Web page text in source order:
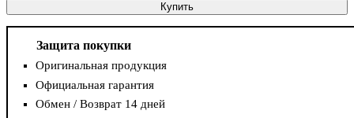
Купить
Защита покупки
Оригинальная продукция
Официальная гарантия
Обмен / Возврат 14 дней